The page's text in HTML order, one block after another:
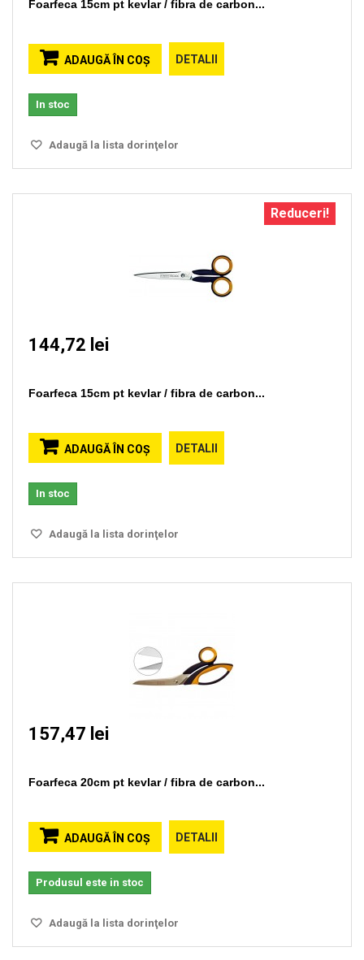
Foarfeca 15cm pt kevlar / fibra de carbon...
ADAUGĂ ÎN COŞ DETALII
In stoc
Adaugă la lista dorinţelor
Reduceri!
144,72 lei
Foarfeca 15cm pt kevlar / fibra de carbon...
ADAUGĂ ÎN COŞ DETALII
In stoc
Adaugă la lista dorinţelor
157,47 lei
Foarfeca 20cm pt kevlar / fibra de carbon...
ADAUGĂ ÎN COŞ DETALII
Produsul este in stoc
Adaugă la lista dorinţelor